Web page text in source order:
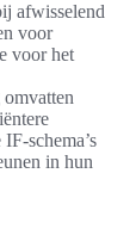
afwisselend
voor
voor het
omvatten
schema’s
in hun